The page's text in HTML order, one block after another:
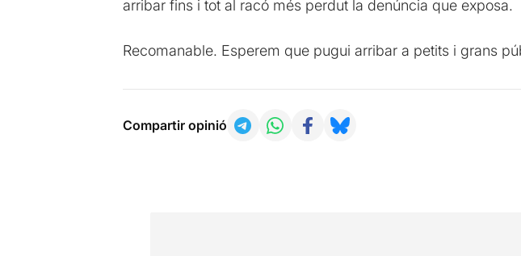
arribar fins i tot al racó més perdut la denúncia que exposa.
Recomanable. Esperem que pugui arribar a petits i grans
Compartir opinió